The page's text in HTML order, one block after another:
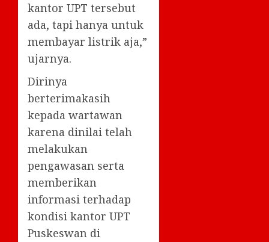
kantor UPT tersebut
ada, tapi hanya untuk
membayar listrik aja,”
ujarnya.
Dirinya
berterimakasih
kepada wartawan
karena dinilai telah
melakukan
pengawasan serta
memberikan
informasi terhadap
kondisi kantor UPT
Puskeswan di